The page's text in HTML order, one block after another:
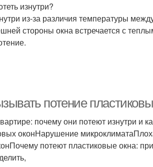
изнутри?
из-за различия температуры
стороны окна встречается с
потение
почему они потеют изнутри и
оконНарушение
потеют пластиковые окна: